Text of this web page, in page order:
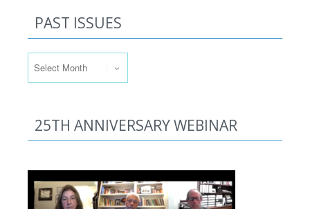
PAST ISSUES
25TH ANNIVERSARY WEBINAR